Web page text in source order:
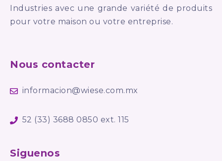
Industries avec une grande variété de produits
pour votre maison ou votre entreprise.
Nous contacter
informacion@wiese.com.mx
52 (33) 3688 0850 ext. 115
Siguenos